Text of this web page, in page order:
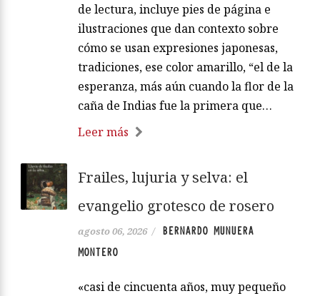
de lectura, incluye pies de página e
ilustraciones que dan contexto sobre
cómo se usan expresiones japonesas,
tradiciones, ese color amarillo, “el de la
esperanza, más aún cuando la flor de la
caña de Indias fue la primera que…
Leer más
Frailes, lujuria y selva: el
evangelio grotesco de rosero
agosto 06, 2026 /
BERNARDO MUNUERA
MONTERO
«casi de cincuenta años, muy pequeño